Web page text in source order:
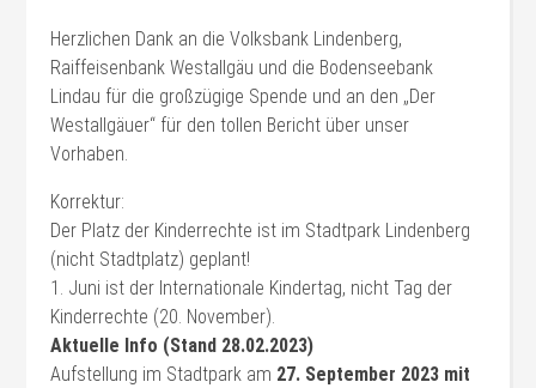
Herzlichen Dank an die Volksbank Lindenberg,
Raiffeisenbank Westallgäu und die Bodenseebank
Lindau für die großzügige Spende und an den „Der
Westallgäuer“ für den tollen Bericht über unser
Vorhaben.
Korrektur:
Der Platz der Kinderrechte ist im Stadtpark Lindenberg
(nicht Stadtplatz) geplant!
1. Juni ist der Internationale Kindertag, nicht Tag der
Kinderrechte (20. November).
Aktuelle Info (Stand 28.02.2023)
Aufstellung im Stadtpark am 27. September 2023 mit